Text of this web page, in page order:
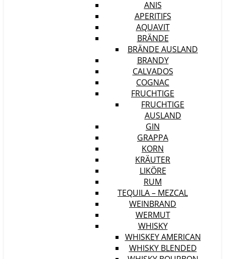
ANIS
APERITIFS
AQUAVIT
BRÄNDE
BRÄNDE AUSLAND
BRANDY
CALVADOS
COGNAC
FRUCHTIGE
FRUCHTIGE
AUSLAND
GIN
GRAPPA
KORN
KRÄUTER
LIKÖRE
RUM
TEQUILA – MEZCAL
WEINBRAND
WERMUT
WHISKY
WHISKEY AMERICAN
WHISKY BLENDED